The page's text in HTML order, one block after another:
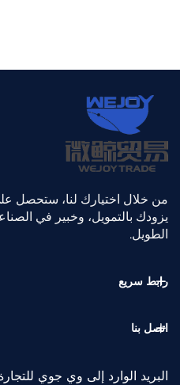
من خلال اختيارك لنا، ستحصل
يزودك بالتمويل، وخبير في
الطويل.
رابط سريع
اتصل بنا
البريد الوارد إلى وي جوي